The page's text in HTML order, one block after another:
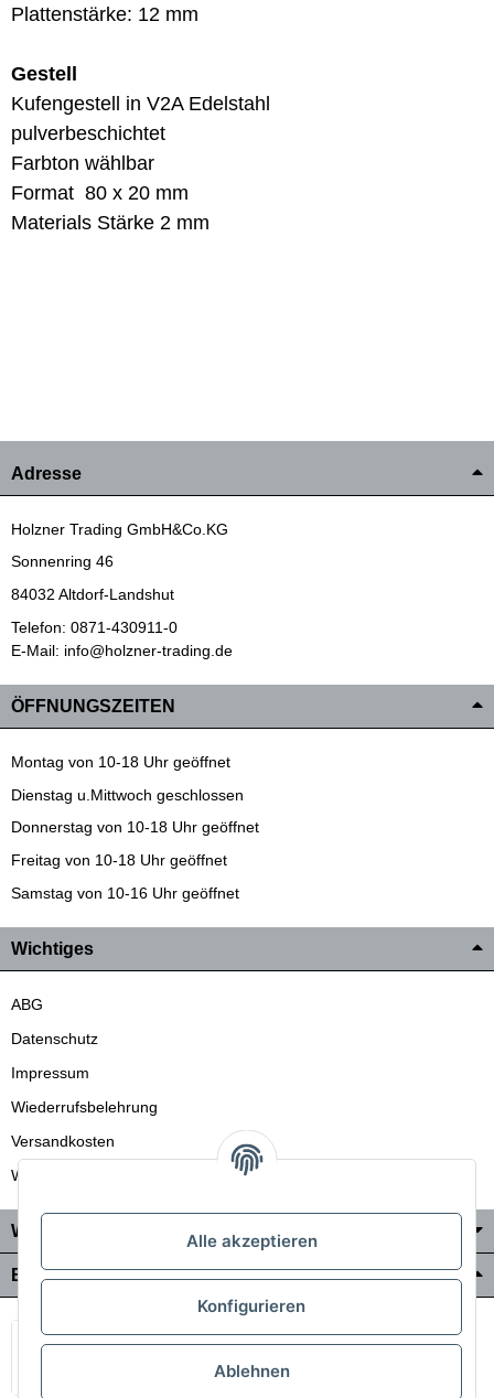
Plattenstärke: 12 mm
Gestell
Kufengestell in V2A Edelstahl
pulverbeschichtet
Farbton wählbar
Format 80 x 20 mm
Materials Stärke 2 mm
Adresse
Holzner Trading GmbH&Co.KG
Sonnenring 46
84032 Altdorf-Landshut
Telefon: 0871-430911-0
E-Mail: info@holzner-trading.de
ÖFFNUNGSZEITEN
Montag von 10-18 Uhr geöffnet
Dienstag u.Mittwoch geschlossen
Donnerstag von 10-18 Uhr geöffnet
Freitag von 10-18 Uhr geöffnet
Samstag von 10-16 Uhr geöffnet
Wichtiges
ABG
Datenschutz
Impressum
Wiederrufsbelehrung
Versandkosten
Wir liefern auch in die Schweiz
Wo Sie uns finden
Bezahlung & Versand
Alle akzeptieren
Konfigurieren
Ablehnen